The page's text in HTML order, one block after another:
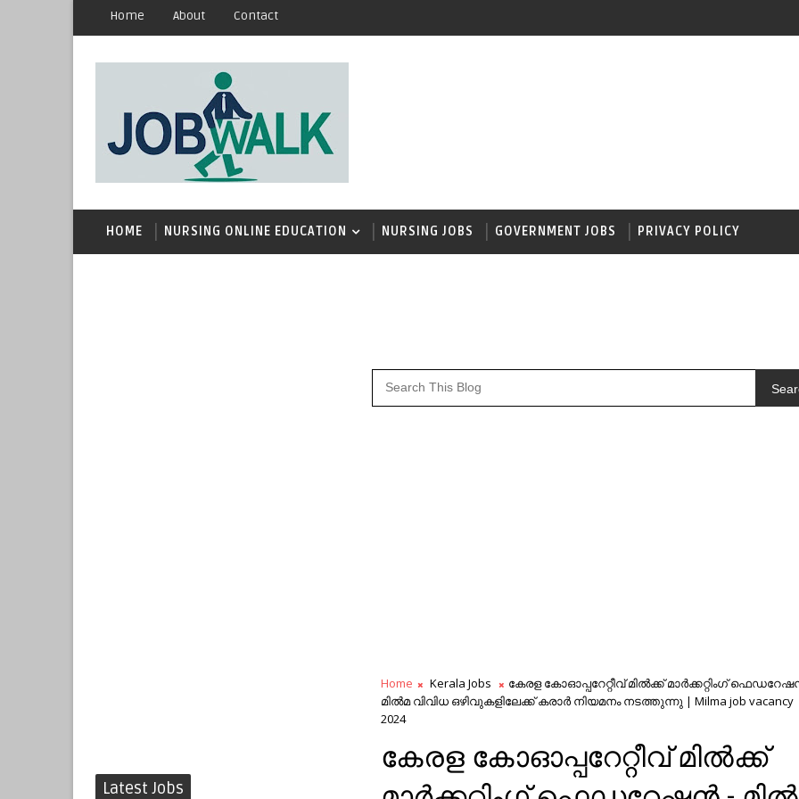
Home About Contact
HOME NURSING ONLINE EDUCATION NURSING JOBS GOVERNMENT JOBS PRIVACY POLICY
Latest Jobs
Home Kerala Jobs
കേരള കോഓപ്പറേറ്റീവ് മിൽക്ക് മാർക്കറ്റിംഗ്
മിൽമ വിവിധ ഒഴിവുകളിലേക്ക് കരാർ നിയമനം നടത്തുന്നു | Milma job vacancy
2024
കേരള കോഓപ്പറേറ്റീവ് മിൽക്ക്